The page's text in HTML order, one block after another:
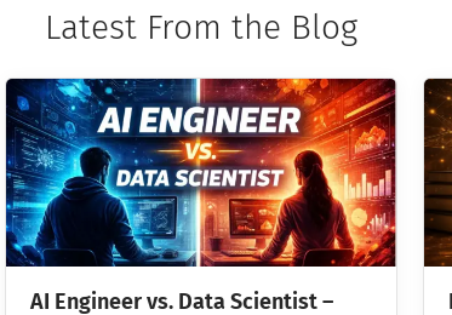
Latest From the Blog
AI Engineer vs. Data Scientist –